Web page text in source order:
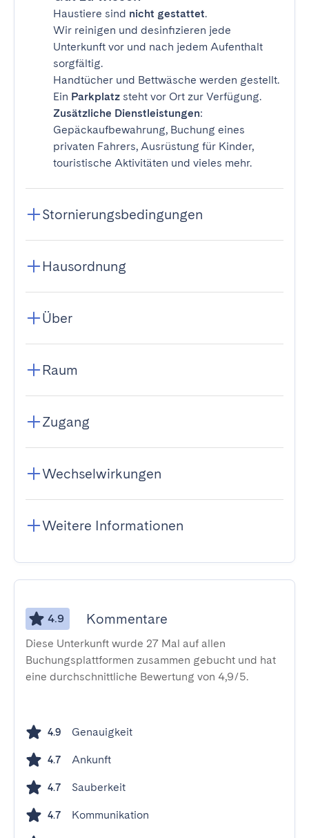
Haustiere sind nicht gestattet.
Wir reinigen und desinfizieren jede
Unterkunft vor und nach jedem Aufenthalt
sorgfältig.
Handtücher und Bettwäsche werden gestellt.
Ein Parkplatz steht vor Ort zur Verfügung.
Zusätzliche Dienstleistungen:
Gepäckaufbewahrung, Buchung eines
privaten Fahrers, Ausrüstung für Kinder,
touristische Aktivitäten und vieles mehr.
Stornierungsbedingungen
Hausordnung
Über
Raum
Zugang
Wechselwirkungen
Weitere Informationen
4.9 Kommentare
Diese Unterkunft wurde 27 Mal auf allen
Buchungsplattformen zusammen gebucht und hat
eine durchschnittliche Bewertung von 4,9/5.
4.9 Genauigkeit
4.7 Ankunft
4.7 Sauberkeit
4.7 Kommunikation